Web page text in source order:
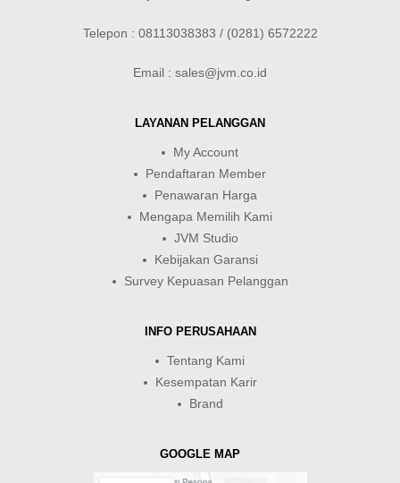
Telepon : 08113038383 / (0281) 6572222
Email : sales@jvm.co.id
LAYANAN PELANGGAN
My Account
Pendaftaran Member
Penawaran Harga
Mengapa Memilih Kami
JVM Studio
Kebijakan Garansi
Survey Kepuasan Pelanggan
INFO PERUSAHAAN
Tentang Kami
Kesempatan Karir
Brand
GOOGLE MAP